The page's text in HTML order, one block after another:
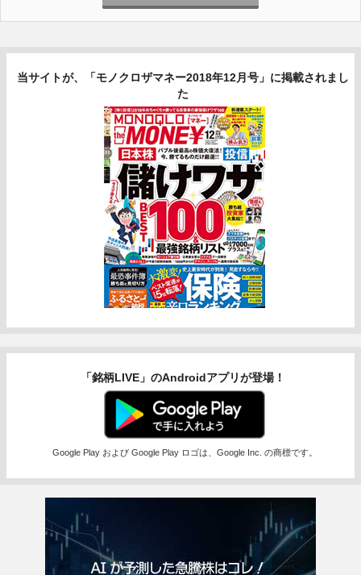
当サイトが、「モノクロザマネー2018年12月号」に掲載されまし
た
「銘柄LIVE」のAndroidアプリが登場！
Google Play および Google Play ロゴは、Google Inc. の商標です。